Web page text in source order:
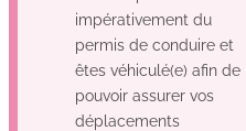
impérativement du
permis de conduire et
êtes véhiculé(e) afin de
pouvoir assurer vos
déplacements